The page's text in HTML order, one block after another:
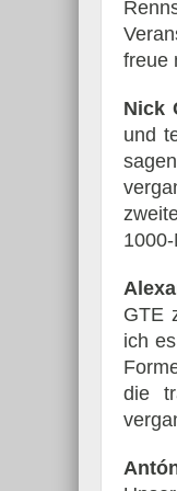
freue
Nick
und
GTE
ich
die